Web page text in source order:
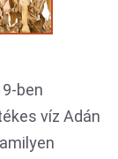
ben
víz Adán